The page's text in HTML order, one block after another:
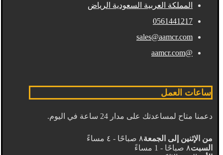
المملكة العربية السعودية الرياض
0561441217
sales@aamcr.com
@aamcr.com
ساعات العمل
دعمنا متاح لمساعدتك على مدار 24 ساعة في اليوم.
من الإثنين إلى الجمعة٨ صباحًا - ٤ مساءً
السبت٨ صباحًا - 1 مساءً